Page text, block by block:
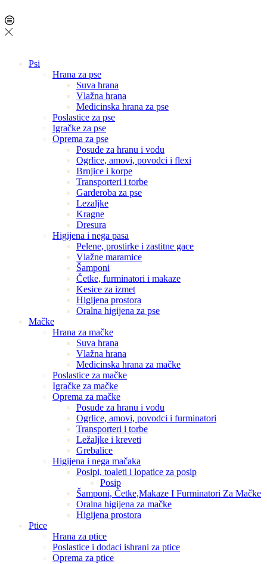
Psi
Hrana za pse
Suva hrana
Vlažna hrana
Medicinska hrana za pse
Poslastice za pse
Igračke za pse
Oprema za pse
Posude za hranu i vodu
Ogrlice, amovi, povodci i flexi
Brnjice i korpe
Transporteri i torbe
Garderoba za pse
Lezaljke
Kragne
Dresura
Higijena i nega pasa
Pelene, prostirke i zastitne gace
Vlažne maramice
Šamponi
Četke, furminatori i makaze
Kesice za izmet
Higijena prostora
Oralna higijena za pse
Mačke
Hrana za mačke
Suva hrana
Vlažna hrana
Medicinska hrana za mačke
Poslastice za mačke
Igračke za mačke
Oprema za mačke
Posude za hranu i vodu
Ogrlice, amovi, povodci i furminatori
Transporteri i torbe
Ležaljke i kreveti
Grebalice
Higijena i nega mačaka
Posipi, toaleti i lopatice za posip
Posip
Šamponi, Četke,Makaze I Furminatori Za Mačke
Oralna higijena za mačke
Higijena prostora
Ptice
Hrana za ptice
Poslastice i dodaci ishrani za ptice
Oprema za ptice